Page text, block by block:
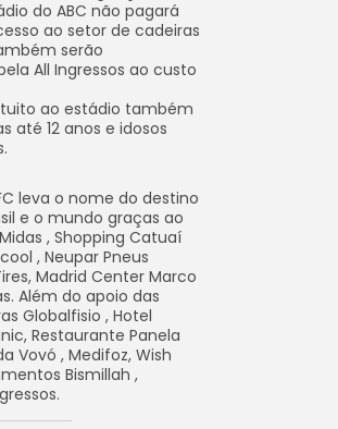
do ABC não pagará
ao setor de cadeiras
serão
All Ingressos ao custo
ao estádio também
até 12 anos e idosos
leva o nome do destino
e o mundo graças ao
, Shopping Catuaí
, Neupar Pneus
Madrid Center Marco
Além do apoio das
Globalfisio , Hotel
Restaurante Panela
Vovó , Medifoz, Wish
Bismillah ,